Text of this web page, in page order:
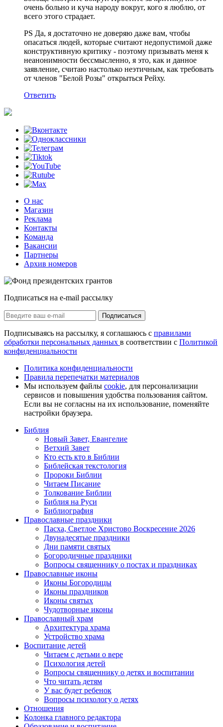
очень больно и куча народу вокруг, кого я люблю, от
всего этого страдает.
PS Да, я достаточно не доверяю даже вам, чтобы
опасаться людей, которые считают недопустимой даже
конструктивную критику - поэтому призывать меня к
неанонимности бессмысленно, я это, как и данное
заявление, считаю настолько неэтичным, как требовать
от членов "Белой Розы" открыться Рейху.
Ответить
О нас
Магазин
Реклама
Контакты
Команда
Вакансии
Партнеры
Архив номеров
Подписаться на e-mail рассылку
Подписаться
Подписываясь на рассылку, я соглашаюсь с правилами
обработки персональных данных в соответствии с Политикой
конфиденциальности
Политика конфиденциальности
Правила перепечатки материалов
Мы используем файлы cookie, для персонализации
сервисов и повышения удобства пользования сайтом.
Если вы не согласны на их использование, поменяйте
настройки браузера.
Библия
Новый Завет, Евангелие
Ветхий Завет
Кто есть кто в Библии
Библейская текстология
Пророки Библии
Читаем Писание
Толкование Библии
Библия на Руси
Библиография
Православные праздники
Пасха, Светлое Христово Воскресение 2026
Двунадесятые праздники
Дни памяти святых
Богородичные праздники
Вопросы священнику о постах и праздниках
Православные иконы
Иконы Богородицы
Иконы праздников
Иконы святых
Чудотворные иконы
Православный храм
Архитектура храма
Устройство храма
Воспитание детей
Читаем с детьми о вере
Психология детей
Вопросы священнику о детях и воспитании
Что читать детям
У вас будет ребенок
Вопросы психологу о детях
Отношения
Колонка главного редактора